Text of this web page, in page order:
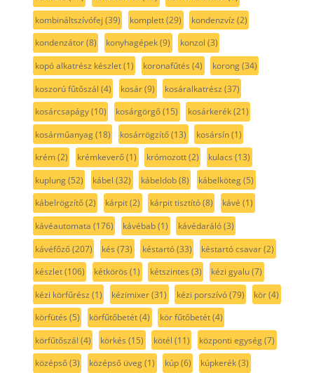
kombináltszívófej (39) komplett(29) kondenzvíz (2)
kondenzátor(8) konyhagépek(9) konzol (3)
kopó alkatrész készlet(1) koronafűtés (4) korong(34)
koszorú fűtőszál (4) kosár(9) kosáralkatrész (37)
kosárcsapágy(10) kosárgörgő(15) kosárkerék(21)
kosárműanyag(18) kosárrögzítő(13) kosársín(1)
krém(2) krémkeverő(1) krómozott(2) kulacs (13)
kuplung(52) kábel (32) kábeldob(8) kábelköteg(5)
kábelrögzítő(2) kárpit(2) kárpit tisztító(8) kávé (1)
kávéautomata (176) kávébab(1) kávédaráló(3)
kávéfőző(207) kés (73) késtartó(33) késtartó csavar(2)
készlet(106) kétkörös (1) kétszintes (3) kézi gyalu(7)
kézi körfűrész (1) kézimixer(31) kézi porszívó(79) kör(4)
körfütés (5) körfűtőbetét(4) kör fűtőbetét(4)
körfűtőszál (4) körkés (15) kötél (11) központi egység(7)
középső(3) középső üveg(1) kúp(6) kúpkerék(3)